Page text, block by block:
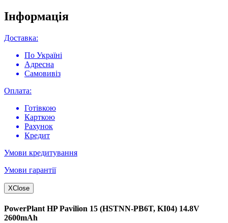
Інформація
Доставка:
По Україні
Адресна
Самовивіз
Оплата:
Готівкою
Карткою
Рахунок
Кредит
Умови кредитування
Умови гарантії
XClose
PowerPlant HP Pavilion 15 (HSTNN-PB6T, KI04) 14.8V
2600mAh